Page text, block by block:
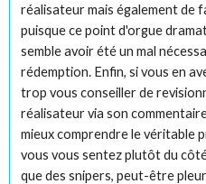
réalisateur mais également de
puisque ce point d'orgue
semble avoir été un mal
rédemption. Enfin, si vous en
trop vous conseiller de
réalisateur via son
mieux comprendre le véritable
vous vous sentez plutôt du
que des snipers, peut-être